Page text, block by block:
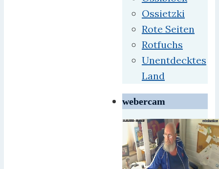
Ossietzki
Rote Seiten
Rotfuchs
Unentdecktes
Land
webercam